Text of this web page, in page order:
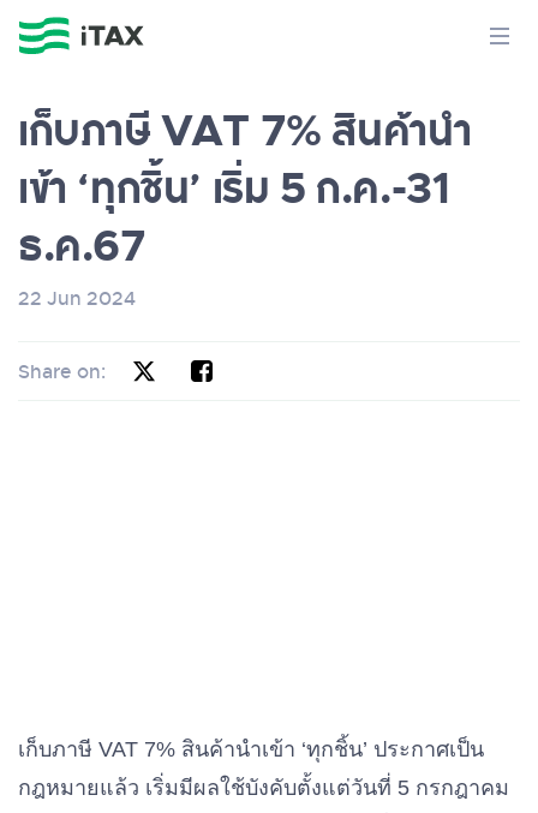
เก็บภาษี VAT 7% สินค้านำ
เข้า ‘ทุกชิ้น’ เริ่ม 5 ก.ค.-31
ธ.ค.67
22 Jun 2024
Share on:
เก็บภาษี VAT 7% สินค้านำเข้า ‘ทุกชิ้น’ ประกาศเป็น
กฎหมายแล้ว เริ่มมีผลใช้บังคับตั้งแต่วันที่ 5 กรกฎาคม